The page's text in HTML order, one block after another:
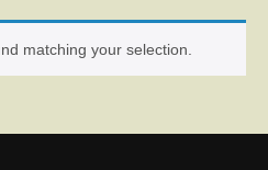
matching your selection.